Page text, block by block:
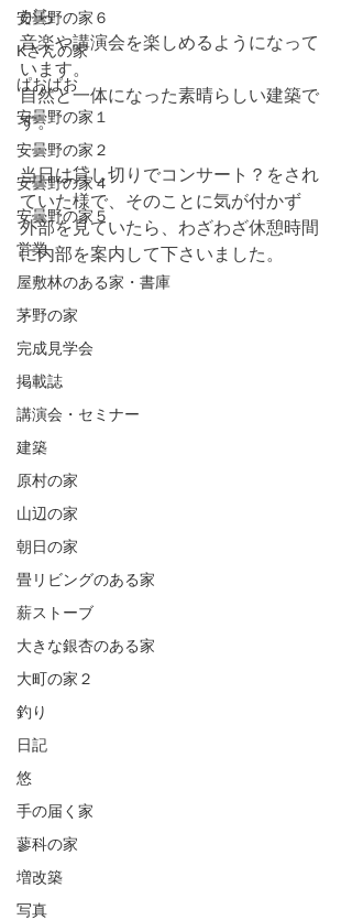
安曇野の家６
Kさんの家
ぱおぱお
安曇野の家１
安曇野の家２
安曇野の家４
安曇野の家５
営業
屋敷林のある家・書庫
茅野の家
完成見学会
掲載誌
講演会・セミナー
建築
原村の家
山辺の家
朝日の家
畳リビングのある家
薪ストーブ
大きな銀杏のある家
大町の家２
釣り
日記
悠
手の届く家
蓼科の家
増改築
写真
がら
音楽や講演会を楽しめるようになって
います。
自然と一体になった素晴らしい建築で
す。
当日は貸し切りでコンサート？をされ
ていた様で、そのことに気が付かず
外部を見ていたら、わざわざ休憩時間
に内部を案内して下さいました。